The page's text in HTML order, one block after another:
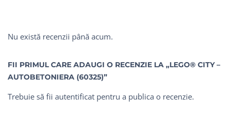
Nu există recenzii până acum.
FII PRIMUL CARE ADAUGI O RECENZIE LA „LEGO® CITY –
AUTOBETONIERA (60325)”
Trebuie să fii autentificat pentru a publica o recenzie.